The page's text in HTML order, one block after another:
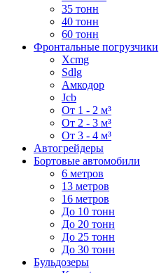
35 тонн
40 тонн
60 тонн
Фронтальные погрузчики
Xcmg
Sdlg
Амкодор
Jcb
От 1 - 2 м³
От 2 - 3 м³
От 3 - 4 м³
Автогрейдеры
Бортовые автомобили
6 метров
13 метров
16 метров
До 10 тонн
До 20 тонн
До 25 тонн
До 30 тонн
Бульдозеры